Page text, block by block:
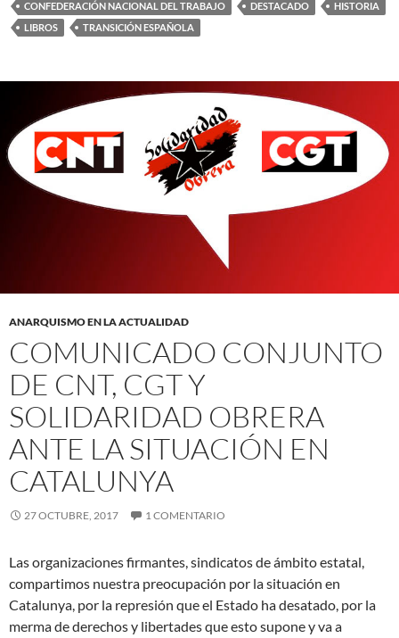
CONFEDERACIÓN NACIONAL DEL TRABAJO DESTACADO
HISTORIA
LIBROS
TRANSICIÓN ESPAÑOLA
ANARQUISMO EN LA ACTUALIDAD
COMUNICADO CONJUNTO
DE CNT, CGT Y
SOLIDARIDAD OBRERA
ANTE LA SITUACIÓN EN
CATALUNYA
27 OCTUBRE, 2017 1 COMENTARIO
Las organizaciones firmantes, sindicatos de ámbito estatal,
compartimos nuestra preocupación por la situación en
Catalunya, por la represión que el Estado ha desatado, por la
merma de derechos y libertades que esto supone y va a